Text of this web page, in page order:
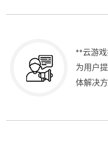
**云游
为用户
体解决